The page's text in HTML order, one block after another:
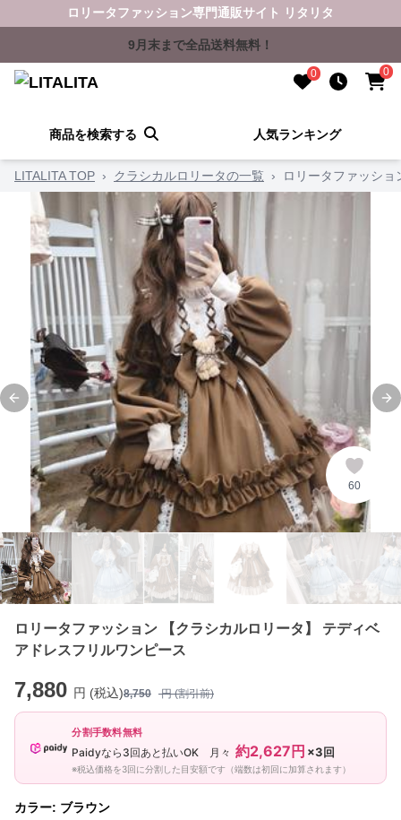
ロリータファッション専門通販サイト リタリタ
9月末まで全品送料無料！
0 0
商品を検索する 人気ランキング
LITALITA TOP › クラシカルロリータの一覧 › ロリータファッシ
Previous slide
60
ロリータファッション 【クラシカルロリータ】 テディベ
アドレスフリルワンピース
7,880 円 (税込)8,750 円 (割引前)
分割手数料無料
Paidyなら3回あと払いOK 月々 約2,627円 ×3回
※税込価格を3回に分割した目安額です（端数は初回に加算されます）
カラー: ブラウン